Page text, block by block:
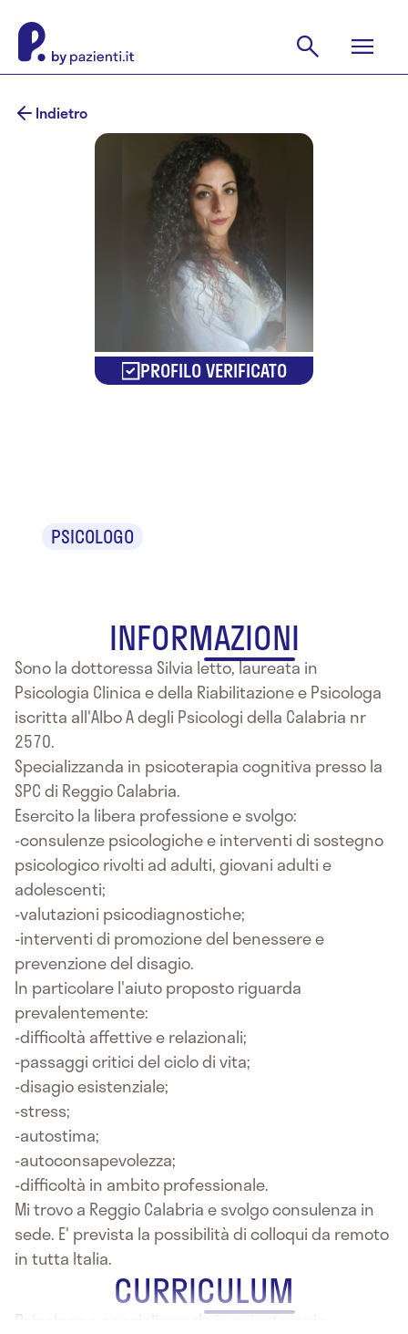
Indietro
PROFILO VERIFICATO
PSICOLOGO
INFORMAZIONI
Sono la dottoressa Silvia Ietto, laureata in
Psicologia Clinica e della Riabilitazione e Psicologa
iscritta all'Albo A degli Psicologi della Calabria nr
2570.
Specializzanda in psicoterapia cognitiva presso la
SPC di Reggio Calabria.
Esercito la libera professione e svolgo:
-consulenze psicologiche e interventi di sostegno
psicologico rivolti ad adulti, giovani adulti e
adolescenti;
-valutazioni psicodiagnostiche;
-interventi di promozione del benessere e
prevenzione del disagio.
In particolare l'aiuto proposto riguarda
prevalentemente:
-difficoltà affettive e relazionali;
-passaggi critici del ciclo di vita;
-disagio esistenziale;
-stress;
-autostima;
-autoconsapevolezza;
-difficoltà in ambito professionale.
Mi trovo a Reggio Calabria e svolgo consulenza in
sede. E' prevista la possibilità di colloqui da remoto
in tutta Italia.
CURRICULUM
Psicologa e specializzanda in psicoterapia